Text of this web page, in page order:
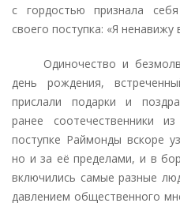
с гордостью признала
своего поступка: «Я ненавижу
Одиночество и
день рождения,
прислали подарки и
ранее соотечественники
поступке Раймонды вскоре
но и за её пределами, и в
включились самые разные
давлением общественного